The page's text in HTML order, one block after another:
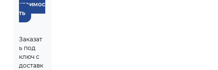
стоимос
ть
Заказат
ь под
ключ с
доставк